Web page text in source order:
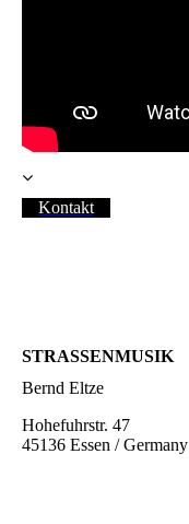
Kontakt
STRASSENMUSIK
Bernd Eltze
Hohefuhrstr. 47
45136 Essen / Germany